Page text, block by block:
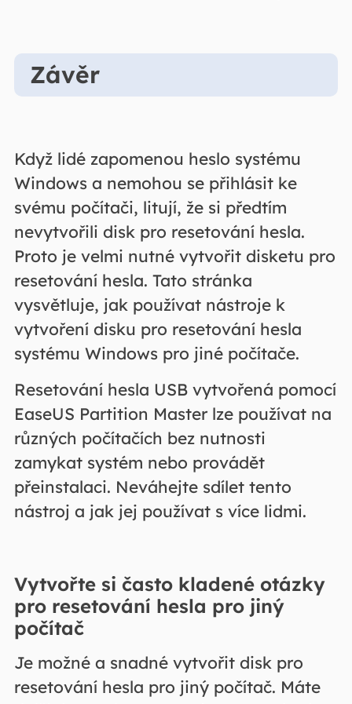
Závěr
Když lidé zapomenou heslo systému
Windows a nemohou se přihlásit ke
svému počítači, litují, že si předtím
nevytvořili disk pro resetování hesla.
Proto je velmi nutné vytvořit disketu pro
resetování hesla. Tato stránka
vysvětluje, jak používat nástroje k
vytvoření disku pro resetování hesla
systému Windows pro jiné počítače.
Resetování hesla USB vytvořená pomocí
EaseUS Partition Master lze používat na
různých počítačích bez nutnosti
zamykat systém nebo provádět
přeinstalaci. Neváhejte sdílet tento
nástroj a jak jej používat s více lidmi.
Vytvořte si často kladené otázky
pro resetování hesla pro jiný
počítač
Je možné a snadné vytvořit disk pro
resetování hesla pro jiný počítač. Máte